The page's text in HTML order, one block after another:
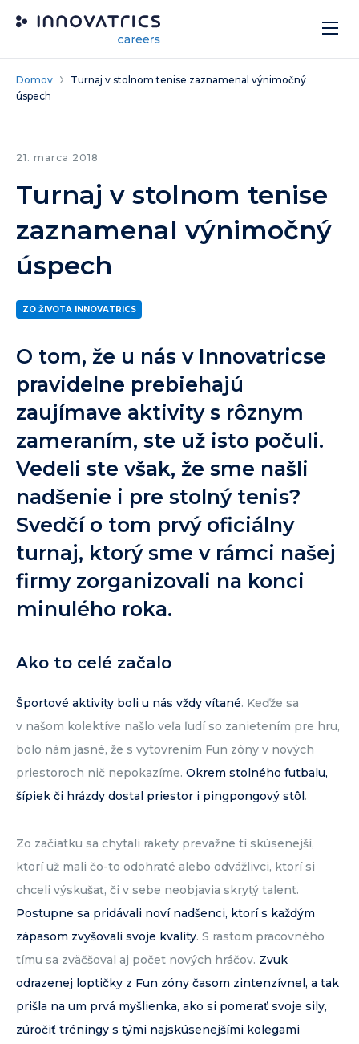
Domov
Turnaj v stolnom tenise zaznamenal výnimočný
úspech
21. marca 2018
Turnaj v stolnom tenise
zaznamenal výnimočný
úspech
ZO ŽIVOTA INNOVATRICS
O tom, že u nás v Innovatricse
pravidelne prebiehajú
zaujímave aktivity s rôznym
zameraním, ste už isto počuli.
Vedeli ste však, že sme našli
nadšenie i pre stolný tenis?
Svedčí o tom prvý oficiálny
turnaj, ktorý sme v rámci našej
firmy zorganizovali na konci
minulého roka.
Ako to celé začalo
Športové aktivity boli u nás vždy vítané. Keďže sa
v našom kolektíve našlo veľa ľudí so zanietením pre hru,
bolo nám jasné, že s vytovrením Fun zóny v nových
priestoroch nič nepokazíme. Okrem stolného futbalu,
šípiek či hrázdy dostal priestor i pingpongový stôl.
Zo začiatku sa chytali rakety prevažne tí skúsenejší,
ktorí už mali čo-to odohraté alebo odvážlivci, ktorí si
chceli výskušať, či v sebe neobjavia skrytý talent.
Postupne sa pridávali noví nadšenci, ktorí s každým
zápasom zvyšovali svoje kvality. S rastom pracovného
tímu sa zväčšoval aj počet nových hráčov. Zvuk
odrazenej loptičky z Fun zóny časom zintenzívnel, a tak
prišla na um prvá myšlienka, ako si pomerať svoje sily,
zúročiť tréningy s tými najskúsenejšími kolegami